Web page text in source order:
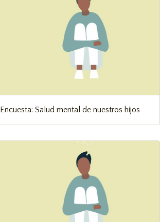
Encuesta: Salud mental de nuestros hijos